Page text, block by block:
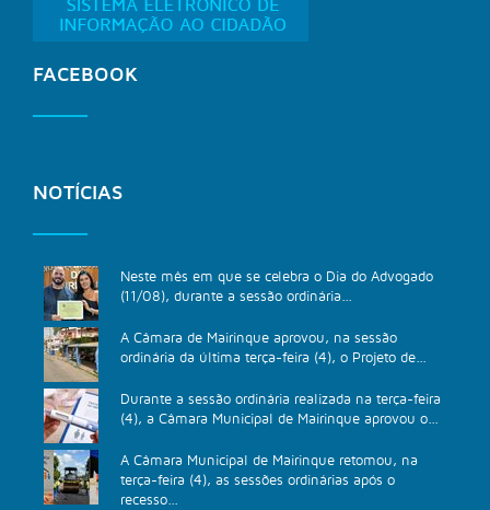
FACEBOOK
NOTÍCIAS
Neste mês em que se celebra o Dia do Advogado
(11/08), durante a sessão ordinária...
A Câmara de Mairinque aprovou, na sessão
ordinária da última terça-feira (4), o Projeto de...
Durante a sessão ordinária realizada na terça-feira
(4), a Câmara Municipal de Mairinque aprovou o...
A Câmara Municipal de Mairinque retomou, na
terça-feira (4), as sessões ordinárias após o
recesso...